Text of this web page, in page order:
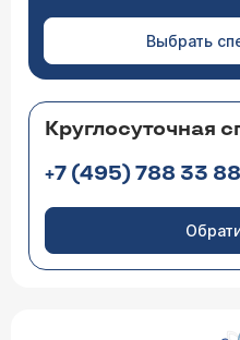
Выбрать
Круглосуточная
+7 (495) 788 33 88